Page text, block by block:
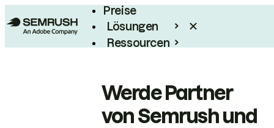
Preise
Lösungen
Ressourcen
Werde Partner
von Semrush und